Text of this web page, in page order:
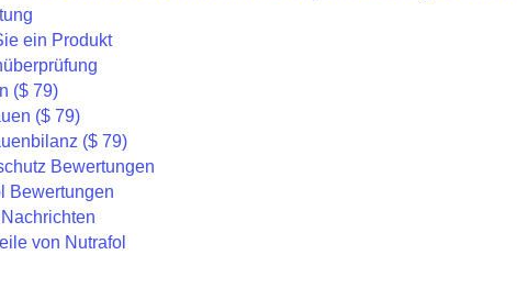
ein Produkt
($ 79)
($ 79)
($ 79)
Bewertungen
Bewertungen
von Nutrafol